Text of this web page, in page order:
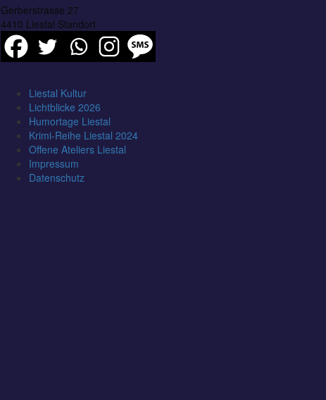
Gerberstrasse 27
4410 Liestal Standort
Liestal Kultur
Lichtblicke 2026
Humortage Liestal
Krimi-Reihe Liestal 2024
Offene Ateliers Liestal
Impressum
Datenschutz